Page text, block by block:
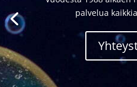
palvelua